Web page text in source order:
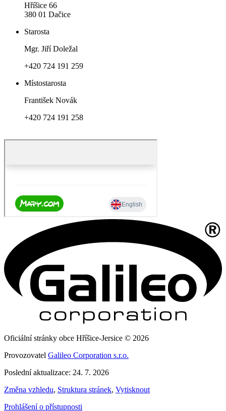
Hříšice 66
380 01 Dačice
Starosta
Mgr. Jiří Doležal
+420 724 191 259
Místostarosta
František Novák
+420 724 191 258
Oficiální stránky obce Hříšice-Jersice © 2026
Provozovatel Galileo Corporation s.r.o.
Poslední aktualizace: 24. 7. 2026
Změna vzhledu, Struktura stránek, Vytisknout
Prohlášení o přístupnosti